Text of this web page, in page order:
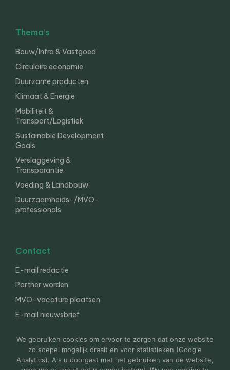
Thema’s
Bouw/Infra & Vastgoed
Circulaire economie
Duurzame producten
Klimaat & Energie
Mobiliteit &
Transport/Logistiek
Sustainable Development
Goals
Verslaggeving &
Transparantie
Voeding & Landbouw
Duurzaamheids-/MVO-
professionals
Contact
E-mail redactie
Partner worden
MVO-vacature plaatsen
E-mail nieuwsbrief
We gebruiken cookies om ervoor te zorgen dat onze website
zo soepel mogelijk draait en voor statistieken (Google
Analytics). Als u doorgaat met het gebruiken van de website,